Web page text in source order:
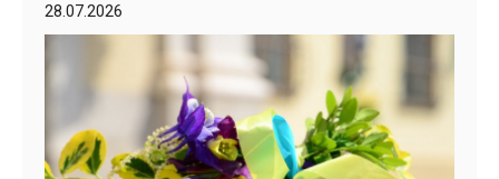
28.07.2026